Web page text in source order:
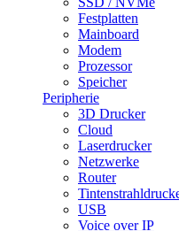
Festplatten
Mainboard
Modem
Prozessor
Speicher
Peripherie
3D Drucker
Cloud
Laserdrucker
Netzwerke
Router
USB
Voice over IP